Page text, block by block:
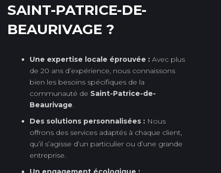
SAINT-PATRICE-DE-
BEAURIVAGE ?
Une expertise locale éprouvée : Avec plus
de 20 ans d’expérience, nous connaissons
bien les besoins spécifiques de la
communauté de Saint-Patrice-de-
Beaurivage.
Des solutions personnalisées : Nous
offrons des services adaptés à chaque client,
qu’il s’agisse d’un particulier ou d’une grande
entreprise.